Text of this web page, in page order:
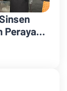
Perayaan